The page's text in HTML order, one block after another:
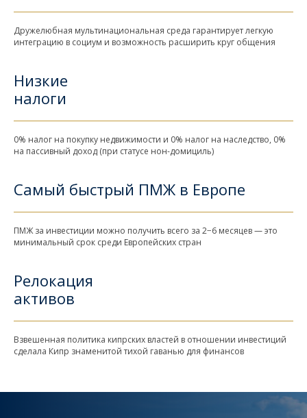
Дружелюбная мультинациональная среда гарантирует легкую
интеграцию в социум и возможность расширить круг общения
Низкие
налоги
0% налог на покупку недвижимости и 0% налог на наследство, 0%
на пассивный доход (при статусе нон-домициль)
Самый быстрый ПМЖ в Европе
ПМЖ за инвестиции можно получить всего за 2−6 месяцев — это
минимальный срок среди Европейских стран
Релокация
активов
Взвешенная политика кипрских властей в отношении инвестиций
сделала Кипр знаменитой тихой гаванью для финансов